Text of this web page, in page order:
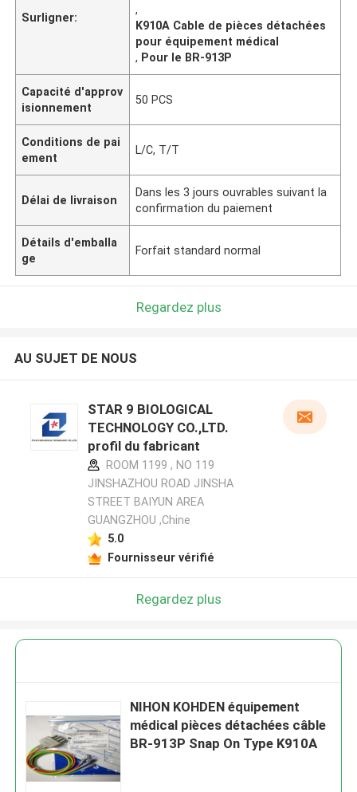
Surligner:
,
K910A Cable de pièces détachées
pour équipement médical
, Pour le BR-913P
Capacité d'approv
isionnement
50 PCS
Conditions de pai
ement
L/C, T/T
Délai de livraison
Dans les 3 jours ouvrables suivant la
confirmation du paiement
Détails d'emballa
ge
Forfait standard normal
Regardez plus
AU SUJET DE NOUS
STAR 9 BIOLOGICAL
TECHNOLOGY CO.,LTD.
profil du fabricant
ROOM 1199 , NO 119
JINSHAZHOU ROAD JINSHA
STREET BAIYUN AREA
GUANGZHOU ,Chine
5.0
Fournisseur vérifié
Regardez plus
NIHON KOHDEN équipement
médical pièces détachées câble
BR-913P Snap On Type K910A